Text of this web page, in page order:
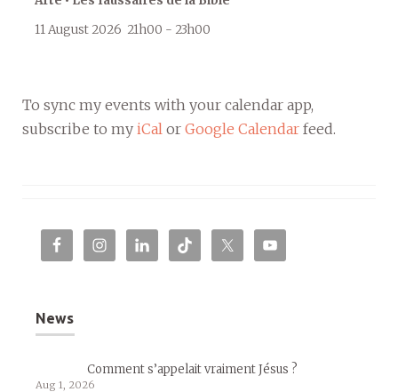
11 August 2026 21h00 - 23h00
To sync my events with your calendar app,
subscribe to my iCal or Google Calendar feed.
News
Comment s’appelait vraiment Jésus ?
Aug 1, 2026